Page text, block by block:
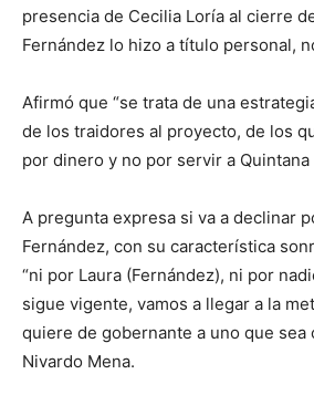
presencia de Cecilia Loría al cierre
Fernández lo hizo a título personal,
Afirmó que “se trata de una
de los traidores al proyecto, de los
por dinero y no por servir a Quintana
A pregunta expresa si va a declinar
Fernández, con su característica
“ni por Laura (Fernández), ni por
sigue vigente, vamos a llegar a la
quiere de gobernante a uno que sea
Nivardo Mena.